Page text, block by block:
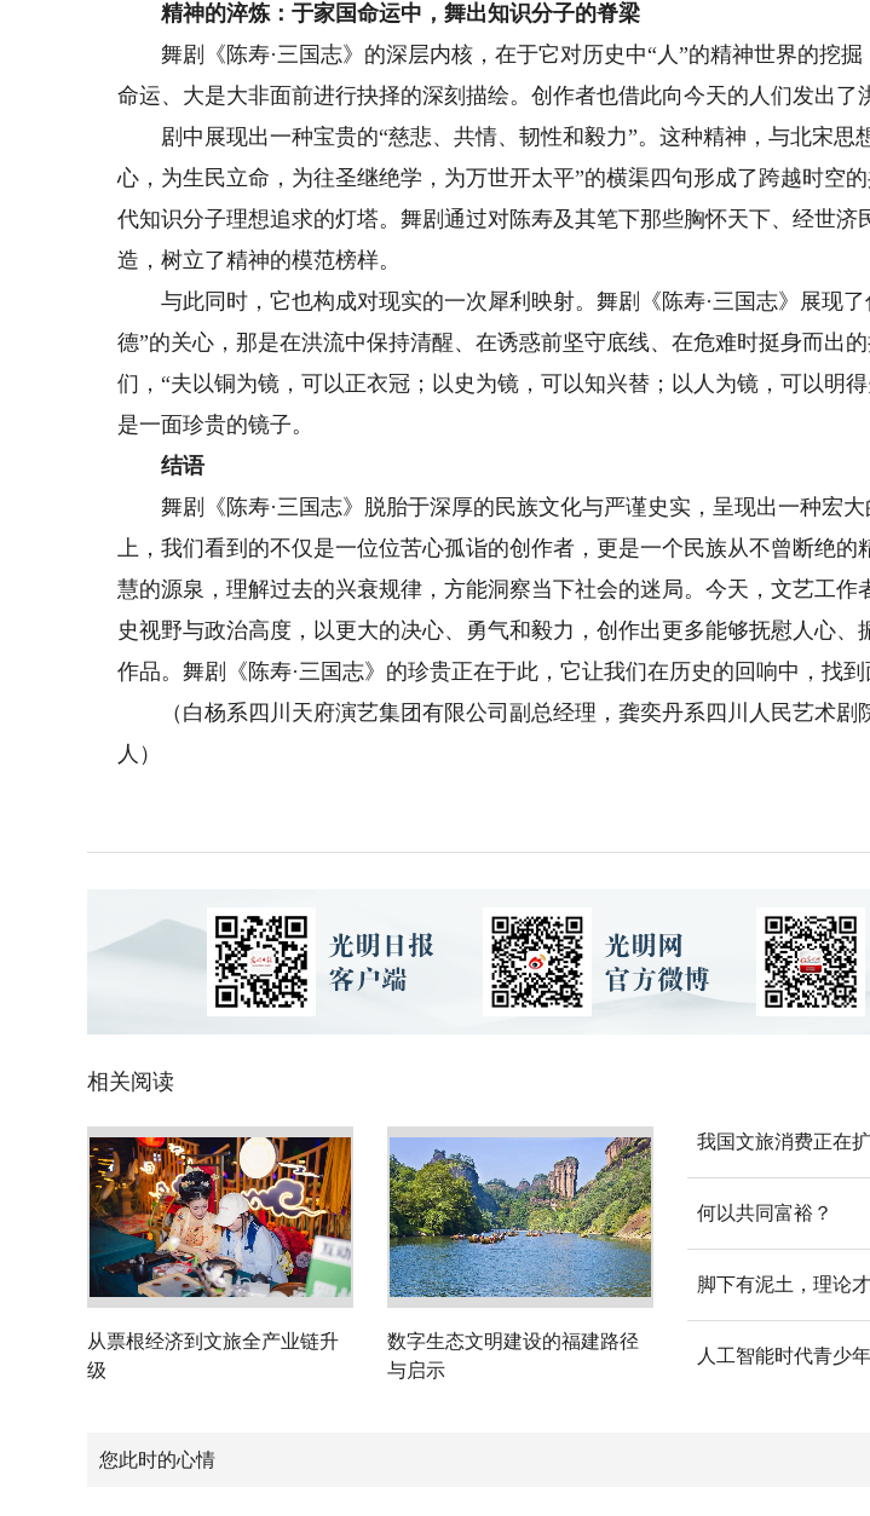
精神的淬炼：于家国命运中，舞出知识分子的脊梁
舞剧《陈寿·三国志》的深层内核，在于它对历史中“人”的精神世界的挖掘
命运、大是大非面前进行抉择的深刻描绘。创作者也借此向今天的人们发出了
剧中展现出一种宝贵的“慈悲、共情、韧性和毅力”。这种精神，与北宋思
心，为生民立命，为往圣继绝学，为万世开太平”的横渠四句形成了跨越时空
代知识分子理想追求的灯塔。舞剧通过对陈寿及其笔下那些胸怀天下、经世济
造，树立了精神的模范榜样。
与此同时，它也构成对现实的一次犀利映射。舞剧《陈寿·三国志》展现了
德”的关心，那是在洪流中保持清醒、在诱惑前坚守底线、在危难时挺身而出
们，“夫以铜为镜，可以正衣冠；以史为镜，可以知兴替；以人为镜，可以明
是一面珍贵的镜子。
结语
舞剧《陈寿·三国志》脱胎于深厚的民族文化与严谨史实，呈现出一种宏大
上，我们看到的不仅是一位位苦心孤诣的创作者，更是一个民族从不曾断绝的
慧的源泉，理解过去的兴衰规律，方能洞察当下社会的迷局。今天，文艺工作
史视野与政治高度，以更大的决心、勇气和毅力，创作出更多能够抚慰人心、
作品。舞剧《陈寿·三国志》的珍贵正在于此，它让我们在历史的回响中，找到
（白杨系四川天府演艺集团有限公司副总经理，龚奕丹系四川人民艺术剧
人）
相关阅读
从票根经济到文旅全产业链升
级
数字生态文明建设的福建路径
与启示
我国文旅消费正在
何以共同富裕？
脚下有泥土，理论
人工智能时代青少
您此时的心情